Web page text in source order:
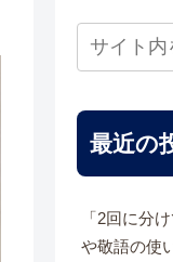
最近の
「2回に分
や敬語の使